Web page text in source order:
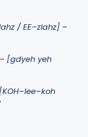
/ EE–zlahz] –
[gdyeh yeh
[KOH–lee–koh